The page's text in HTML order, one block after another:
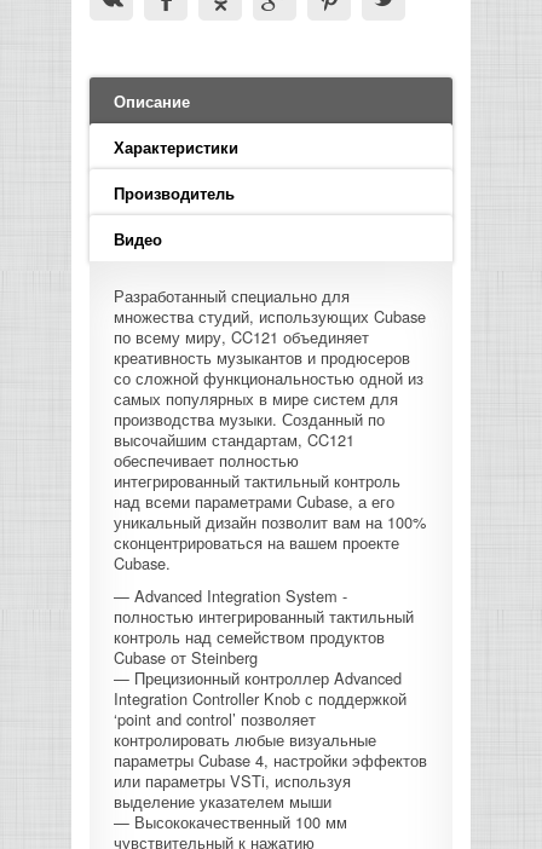
МИКШЕРЫ ЦИФРОВЫЕ
ЛИНЕЙНЫЕ МАССИВЫ
САБВУФЕРЫ ПАССИВНЫЕ
CD|DVD|FLASH|USB ПЛЕЕРЫ,
РЕКОРДЕРЫ
САБВУФЕРЫ АКТИВНЫЕ
КОМПЛЕКТУЮЩИЕ ДЛЯ
АКУСТИЧЕСКИХ СИСТЕМ
КОНТРОЛЛЕРЫ АС И КРОССОВЕРЫ
НАУШНИКИ
LED PAR
БАСОВЫЕ УСИЛИТЕЛИ И КАБИНЕТЫ
КОМБО ДЛЯ АКУСТИЧЕСКИХ ГИТАР
ГИТАРНЫЕ ПРИНАДЛЕЖНОСТИ
СЕМПЛЕРЫ И ГРУВБОКСЫ
ПРОГРАММНОЕ ОБЕСПЕЧЕНИЕ
ФЛЕЙТЫ
ПРОИГРЫВАТЕЛИ ВИНИЛА
DJ НАУШНИКИ
ВИДЕО РЕКОРДЕРЫ
СИСТЕМЫ ВИДЕО МОНТАЖА
ВИДЕО КОНВЕРТЕРЫ
АКУСТИЧЕСКИЕ
ОРКЕСТРОВЫЕ УДАРНЫЕ
ГРОМКОГОВОРИТЕЛИ
АНОНСЫ НОВИНОК
ПОПОЛНЕНИЕ СКЛАДА
ИНФОРМАЦИЯ
О МАГАЗИНЕ
ДОСТАВКА
ОПЛАТА
КОНТАКТЫ
Описание
Характеристики
Производитель
Видео
Разработанный специально для
множества студий, использующих Cubase
по всему миру, CC121 объединяет
креативность музыкантов и продюсеров
со сложной функциональностью одной из
самых популярных в мире систем для
производства музыки. Созданный по
высочайшим стандартам, CC121
обеспечивает полностью
интегрированный тактильный контроль
над всеми параметрами Cubase, а его
уникальный дизайн позволит вам на 100%
сконцентрироваться на вашем проекте
Cubase.
— Advanced Integration System -
полностью интегрированный тактильный
контроль над семейством продуктов
Cubase от Steinberg
— Прецизионный контроллер Advanced
Integration Controller Knob с поддержкой
‘point and control’ позволяет
контролировать любые визуальные
параметры Cubase 4, настройки эффектов
или параметры VSTi, используя
выделение указателем мыши
— Высококачественный 100 мм
чувствительный к нажатию